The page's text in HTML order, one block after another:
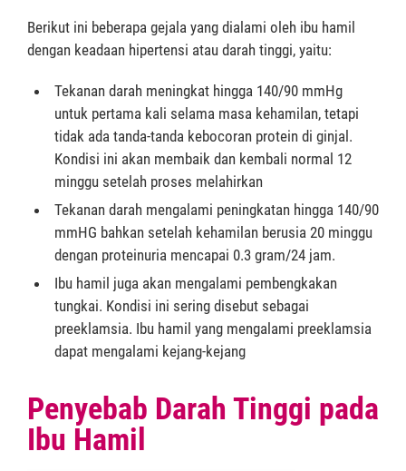
Berikut ini beberapa gejala yang dialami oleh ibu hamil
dengan keadaan hipertensi atau darah tinggi, yaitu:
Tekanan darah meningkat hingga 140/90 mmHg
untuk pertama kali selama masa kehamilan, tetapi
tidak ada tanda-tanda kebocoran protein di ginjal.
Kondisi ini akan membaik dan kembali normal 12
minggu setelah proses melahirkan
Tekanan darah mengalami peningkatan hingga 140/90
mmHG bahkan setelah kehamilan berusia 20 minggu
dengan proteinuria mencapai 0.3 gram/24 jam.
Ibu hamil juga akan mengalami pembengkakan
tungkai. Kondisi ini sering disebut sebagai
preeklamsia. Ibu hamil yang mengalami preeklamsia
dapat mengalami kejang-kejang
Penyebab Darah Tinggi pada
Ibu Hamil